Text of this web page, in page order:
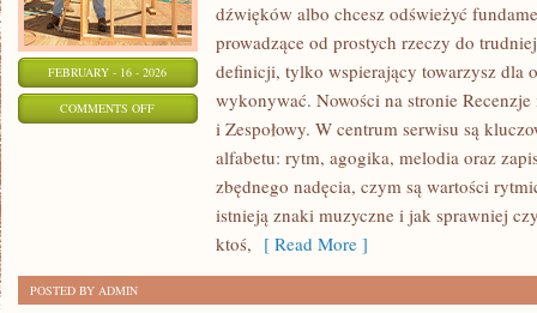
FEBRUARY - 16 - 2026
COMMENTS OFFON
dźwięków albo chcesz odświeżyć
prowadzące od prostych rzeczy do
definicji, tylko wspierający towarzysz dla
wykonywać. Nowości na stronie
i Zespołowy. W centrum serwisu są
alfabetu: rytm, agogika, melodia oraz
zbędnego nadęcia, czym są wartości
istnieją znaki muzyczne i jak sprawniej
ktoś, [ Read More ]
POSTED BY ADMIN